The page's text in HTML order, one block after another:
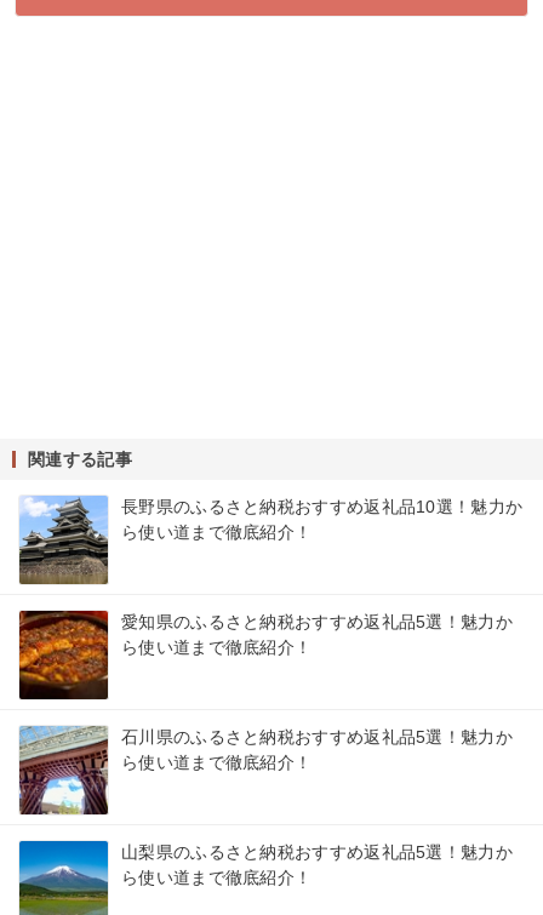
関連する記事
長野県のふるさと納税おすすめ返礼品10選！魅力か
ら使い道まで徹底紹介！
愛知県のふるさと納税おすすめ返礼品5選！魅力か
ら使い道まで徹底紹介！
石川県のふるさと納税おすすめ返礼品5選！魅力か
ら使い道まで徹底紹介！
山梨県のふるさと納税おすすめ返礼品5選！魅力か
ら使い道まで徹底紹介！